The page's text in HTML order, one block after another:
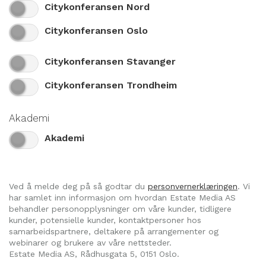
Citykonferansen Nord
Citykonferansen Oslo
Citykonferansen Stavanger
Citykonferansen Trondheim
Akademi
Akademi
Ved å melde deg på så godtar du personvernerklæringen. Vi
har samlet inn informasjon om hvordan Estate Media AS
behandler personopplysninger om våre kunder, tidligere
kunder, potensielle kunder, kontaktpersoner hos
samarbeidspartnere, deltakere på arrangementer og
webinarer og brukere av våre nettsteder.
Estate Media AS, Rådhusgata 5, 0151 Oslo.